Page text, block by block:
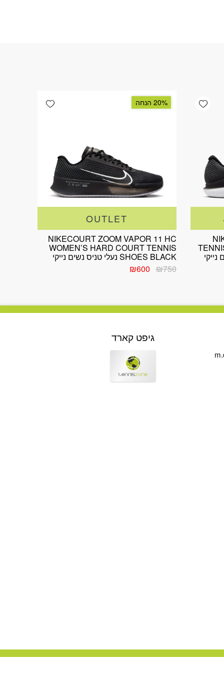
Add wishlist
Add wishlist 20% הנחה
OUTLET
NIKECOURT ZOOM VAPOR 11 HC
WOMEN’S HARD COURT TENNIS
SHOES BLACK נעלי טניס נשים נייקי
₪750 המחיר
₪600
גיפט קארד